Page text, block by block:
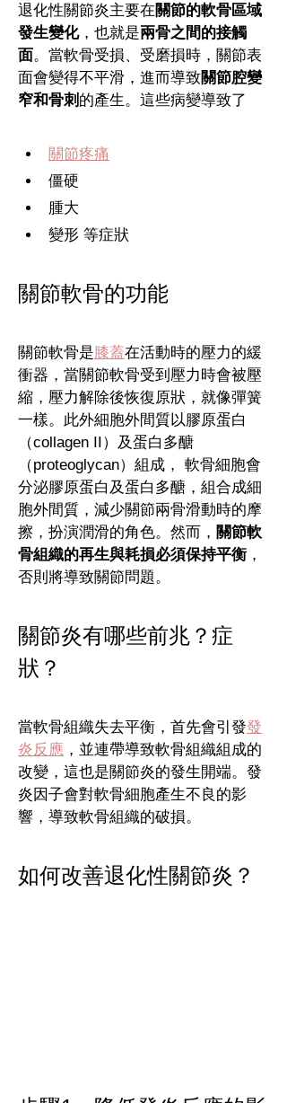
退化性關節炎主要在關節的軟骨區域
發生變化，也就是兩骨之間的接觸
面。當軟骨受損、受磨損時，關節表
面會變得不平滑，進而導致關節腔變
窄和骨刺 的產生。這些病變導致了
關節疼痛
僵硬
腫大
變形 等症狀
關節軟骨的功能
關節軟骨是膝蓋在活動時的壓力的緩
衝器，當關節軟骨受到壓力時會被壓
縮，壓力解除後恢復原狀，就像彈簧
一樣。此外細胞外間質以膠原蛋白
（collagen II）及蛋白多醣
（proteoglycan）組成， 軟骨細胞會
分泌膠原蛋白及蛋白多醣，組合成細
胞外間質，減少關節兩骨滑動時的摩
擦，扮演潤滑的角色。然而， 關節軟
骨組織的再生與耗損必須保持平衡，
否則將導致關節問題。
關節炎有哪些前兆？症
狀？
當軟骨組織失去平衡，首先會引發發
炎反應 ，並連帶導致軟骨組織組成的
改變，這也是關節炎的發生開端。發
炎因子會對軟骨細胞產生不良的影
響，導致軟骨組織的破損。
如何改善退化性關節炎？